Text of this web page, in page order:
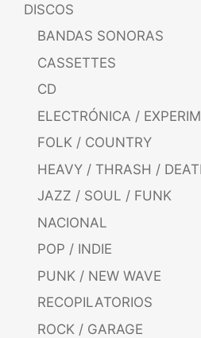
DISCOS
BANDAS SONORAS
CASSETTES
CD
ELECTRÓNICA /
FOLK / COUNTRY
HEAVY / THRASH /
JAZZ / SOUL / FUNK
NACIONAL
POP / INDIE
PUNK / NEW WAVE
RECOPILATORIOS
ROCK / GARAGE